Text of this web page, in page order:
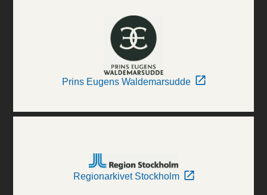
Prins Eugens Waldemarsudde
Regionarkivet Stockholm